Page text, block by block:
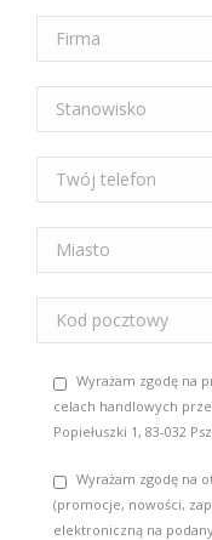
Wyrażam zgodę na
celach handlowych
Popiełuszki 1, 83-032
Wyrażam zgodę na
(promocje, nowości,
elektroniczną na